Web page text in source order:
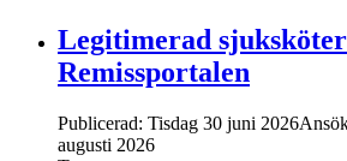
Legitimerad
Remissportalen
Publicerad: Tisdag 30 juni 2026
augusti 2026